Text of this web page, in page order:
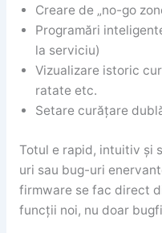
Creare de „no-go
Programări
la serviciu)
Vizualizare istoric
ratate etc.
Setare curățare
Totul e rapid, intuitiv și
uri sau bug-uri
firmware se fac direct
funcții noi, nu doar